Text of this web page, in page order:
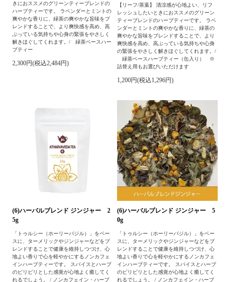
きにおススメのグリーンティーブレンドの
ハーブティーです。 ラベンダーとミントの
爽やかな香りに、緑茶の爽やかな旨味をブ
レンドすることで、より爽快感を高め、高
ぶっている気持ちや心身の緊張をやさしく
解きほぐしてくれます。/ 緑茶ベースハー
ブティー
2,300円(税込2,484円)
【リーフ/茶葉】 清涼感が心地よい、リフ
レッシュしたいときにおススメのグリーン
ティーブレンドのハーブティーです。 ラベ
ンダーとミントの爽やかな香りに、緑茶の
爽やかな旨味をブレンドすることで、より
爽快感を高め、高ぶっている気持ちや心身
の緊張をやさしく解きほぐしてくれます。/
緑茶ベースハーブティー（缶入り） ※
詰替え用もお選びいただけます
1,200円(税込1,296円)
(6)ハーバルブレンド ジンジャー 2
5g
「トゥルシー（ホーリーバジル）」をベー
スに、ターメリックやジンジャーなどをブ
レンドすることで健康を維持しつづけ、心
地よい香りで心を軽やかにするノンカフェ
インハーブティーです。 スパイスとハーブ
のピリピリとした感覚が心地よく癒してく
れるでしょう。 / ノンカフェイン・ハーブ
(6)ハーバルブレンド ジンジャー 5
0g
「トゥルシー（ホーリーバジル）」をベー
スに、ターメリックやジンジャーなどをブ
レンドすることで健康を維持しつづけ、心
地よい香りで心を軽やかにするノンカフェ
インハーブティーです。 スパイスとハーブ
のピリピリとした感覚が心地よく癒してく
れるでしょう。 / ノンカフェイン・ハーブ